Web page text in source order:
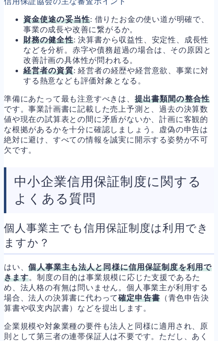
資金使途の妥当性: 借りたお金の使い道が明確で、
事業の成長や改善に繋がるか。
財務の健全性: 決算書から収益性、安定性、成長性
などを分析。赤字や債務超過の場合は、その原因と
改善計画の具体性が問われる。
経営者の資質: 経営者の経歴や経営意欲、事業に対
する熱意なども評価対象となる。
準備にあたって最も注意すべきは、 提出書類間の整合性
です。事業計画書に記載した売上予測と、過去の決算数
値や現在の試算表との間に矛盾がないか、計画に客観的
な根拠があるかを十分に確認しましょう。虚偽の申告は
絶対に避け、すべての情報を誠実に開示する姿勢が不可
欠です。
中小企業信用保証制度に関する
よくある質問
個人事業主でも信用保証制度は利用でき
ますか？
はい、個人事業主も法人と同様に信用保証制度を利用で
きます。制度の目的は事業規模に応じた支援であるた
め、法人格の有無は問いません。個人事業主が利用する
場合、法人の決算書に代わって確定申告書（青色申告決
算書や収支内訳書）などを提出します。
企業規模や対象業種の要件も法人と同様に適用され、原
則として第三者の連帯保証人は不要です。ただし、あく